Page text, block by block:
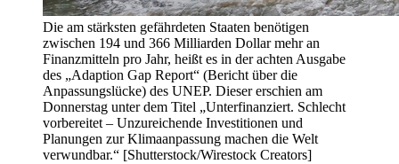
Die am stärksten gefährdeten Staaten benötigen
zwischen 194 und 366 Milliarden Dollar mehr an
Finanzmitteln pro Jahr, heißt es in der achten Ausgabe
des „Adaption Gap Report“ (Bericht über die
Anpassungslücke) des UNEP. Dieser erschien am
Donnerstag unter dem Titel „Unterfinanziert. Schlecht
vorbereitet – Unzureichende Investitionen und
Planungen zur Klimaanpassung machen die Welt
verwundbar.“ [Shutterstock/Wirestock Creators]